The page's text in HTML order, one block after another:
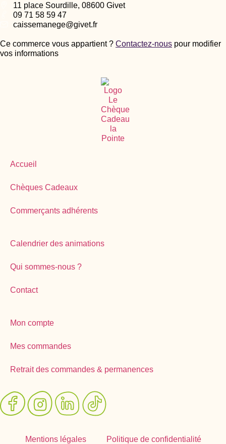
11 place Sourdille, 08600 Givet
09 71 58 59 47
caissemanege@givet.fr
Ce commerce vous appartient ? Contactez-nous pour modifier
vos informations
Accueil
Chèques Cadeaux
Commerçants adhérents
Calendrier des animations
Qui sommes-nous ?
Contact
Mon compte
Mes commandes
Retrait des commandes & permanences
Mentions légales Politique de confidentialité